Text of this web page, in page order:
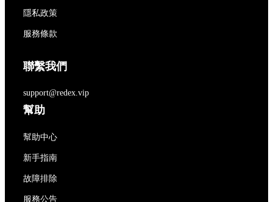
隱私政策
服務條款
聯繫我們
support@redex.vip
幫助
幫助中心
新手指南
故障排除
服務公告